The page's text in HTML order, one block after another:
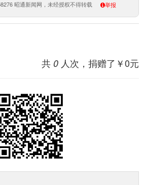
昭通新闻网，未经授权不得转载 举报
共 0 人次，捐赠了￥0元